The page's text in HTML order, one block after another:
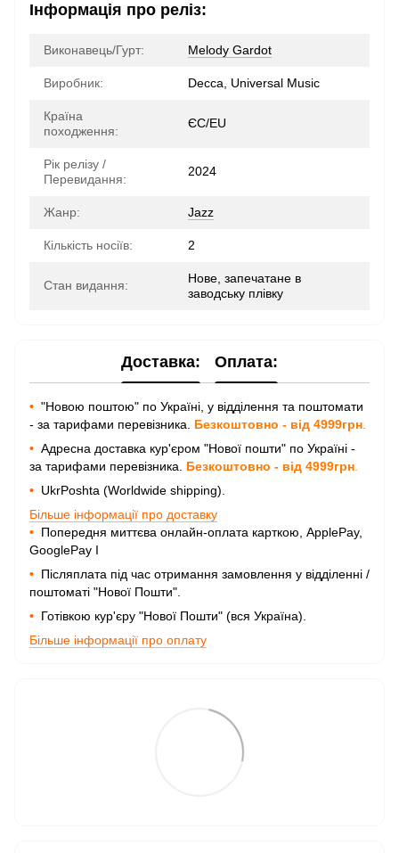
Інформація про реліз:
Виконавець/Гурт: Melody Gardot
Виробник: Decca, Universal Music
Країна
походження:
ЄС/EU
Рік релізу /
Перевидання:
2024
Жанр: Jazz
Кількість носіїв: 2
Стан видання:
Нове, запечатане в
заводську плівку
Доставка: Оплата:
• "Новою поштою" по Україні, у відділення та поштомати
- за тарифами перевізника. Безкоштовно - від 4999грн
• Адресна доставка кур'єром "Нової пошти" по Україні -
за тарифами перевізника. Безкоштовно - від 4999грн
• UkrPoshta (Worldwide shipping).
Більше інформації про доставку
• Попередня миттєва онлайн-оплата карткою, ApplePay,
GooglePay I
• Післяплата під час отримання замовлення у відділенні /
поштоматі "Нової Пошти".
• Готівкою кур'єру "Нової Пошти" (вся Україна).
Більше інформації про оплату